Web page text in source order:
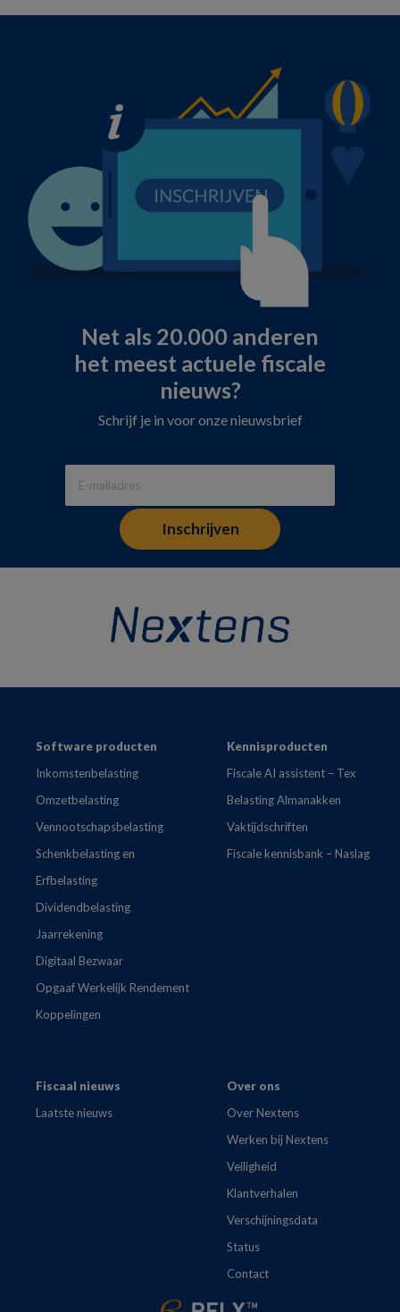
Net als 20.000 anderen
het meest actuele fiscale
nieuws?
Schrijf je in voor onze nieuwsbrief
FooterSoftware producten
Inkomstenbelasting
Omzetbelasting
Vennootschapsbelasting
Schenkbelasting en
Erfbelasting
Dividendbelasting
Jaarrekening
Digitaal Bezwaar
Opgaaf Werkelijk Rendement
Koppelingen
Kennisproducten
Fiscale AI assistent – Tex
Belasting Almanakken
Vaktijdschriften
Fiscale kennisbank – Naslag
Fiscaal nieuws
Laatste nieuws
Over ons
Over Nextens
Werken bij Nextens
Veiligheid
Klantverhalen
Verschijningsdata
Status
Contact